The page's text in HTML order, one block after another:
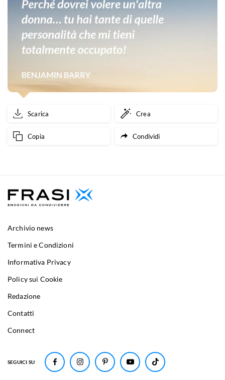
Scarica Crea
Copia Condividi
SEGUICI SU
Archivio news
Termini e Condizioni
Informativa Privacy
Policy sui Cookie
Redazione
Contatti
Connect